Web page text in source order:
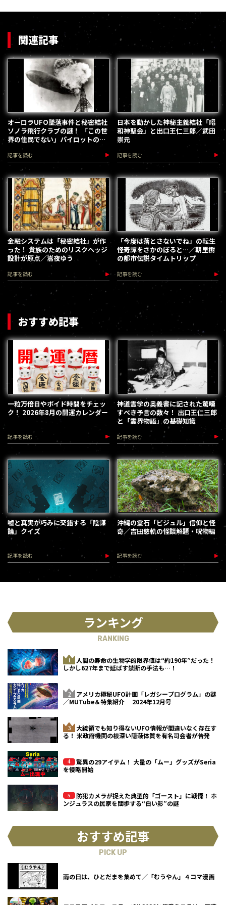
関連記事
オーロラUFO墜落事件と秘密結社
ソノラ飛行クラブの謎！ 「この世
界の住民でない」パイロットの正
体は？／武田崇元
記事を読む
日本を動かした神秘主義結社「昭
和神聖会」と出口王仁三郎／武田
崇元
記事を読む
金融システムは「秘密結社」が作
った！ 貴族のためのリスクヘッジ
設計が原点／嵩夜ゆう
記事を読む
「今度は落とさないでね」の転生
怪奇譚をさかのぼると…／朝里樹
の都市伝説タイムトリップ
記事を読む
おすすめ記事
一粒万倍日やボイド時間をチェッ
ク！ 2026年8月の開運カレンダー
記事を読む
神道霊学の奥義書に記された驚嘆
すべき予言の数々！ 出口王仁三郎
と「霊界物語」の基礎知識
記事を読む
嘘と真実が巧みに交錯する「陰謀
論」クイズ
記事を読む
沖縄の霊石「ビジュル」信仰と怪
奇／吉田悠軌の怪談解題・呪物編
記事を読む
ランキング
RANKING
人間の寿命の生物学的限界値は“約190年”だった！
しかし627年まで延ばす禁断の手法も…！
アメリカ極秘UFO計画「レガシープログラム」の謎
／MUTube＆特集紹介 2024年12月号
大統領でも知り得ないUFO情報が間違いなく存在す
る！ 米政府機関の根深い隠蔽体質を有名司会者が告発
驚異の29アイテム！ 大量の「ムー」グッズがSeria
を侵略開始
防犯カメラが捉えた典型的「ゴースト」に戦慄！ ホ
ンジュラスの民家を闊歩する“白い影”の謎
おすすめ記事
PICK UP
雨の日は、ひとだまを集めて／「むうやん」４コマ漫画